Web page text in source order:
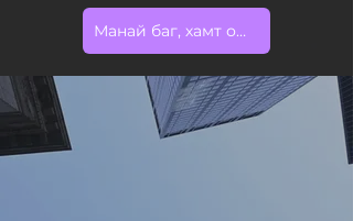
Манай баг, хамт олон